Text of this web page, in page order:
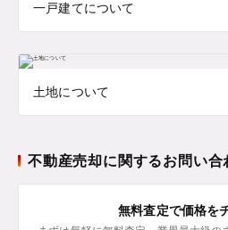
一戸建てについて
土地について
不動産売却に関するお問い合
無料査定で価格を